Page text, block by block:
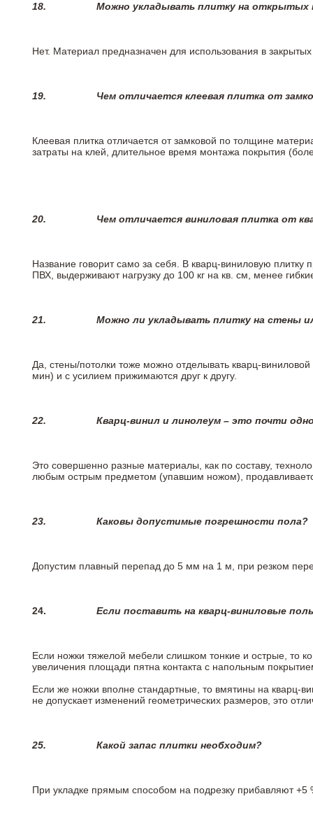
18. Можно укладывать плитку на открытых
Нет. Материал предназначен для использования в
19. Чем отличается клеевая плитка от
Клеевая плитка отличается от замковой по толщине
затраты на клей, длительное время монтажа покрытия
20. Чем отличается виниловая плитка от
Название говорит само за себя. В кварц-виниловую
ПВХ, выдерживают нагрузку до 100 кг на кв. см, менее
21. Можно ли укладывать плитку на стены
Да, стены/потолки тоже можно отделывать кварц-
мин) и с усилием прижимаются друг к другу.
22. Кварц-винил и линолеум – это почти
Это совершенно разные материалы, как по составу,
любым острым предметом (упавшим ножом),
23. Каковы допустимые погрешности пола?
Допустим плавный перепад до 5 мм на 1 м, при резком
24. Если поставить на кварц-виниловые
Если ножки тяжелой мебели слишком тонкие и острые, то
увеличения площади пятна контакта с напольным
Если же ножки вполне стандартные, то вмятины на кварц-
не допускает изменений геометрических размеров, это
25. Какой запас плитки необходим?
При укладке прямым способом на подрезку прибавляют +5